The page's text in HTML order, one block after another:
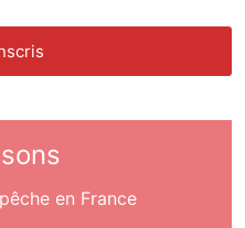
en France